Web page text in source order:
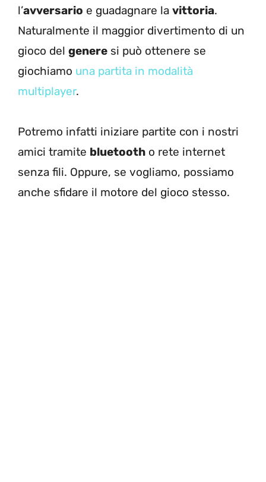
l’avversario e guadagnare la vittoria.
Naturalmente il maggior divertimento di un
gioco del genere si può ottenere se
giochiamo una partita in modalità
multiplayer.
Potremo infatti iniziare partite con i nostri
amici tramite bluetooth o rete internet
senza fili. Oppure, se vogliamo, possiamo
anche sfidare il motore del gioco stesso.